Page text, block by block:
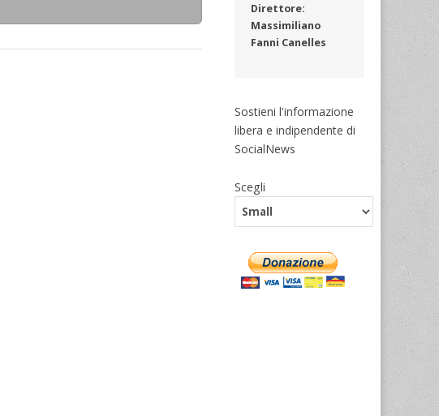
Direttore:
Massimiliano
Fanni Canelles
Sostieni l'informazione
libera e indipendente di
SocialNews
Scegli